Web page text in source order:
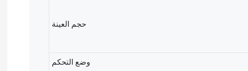
حجم العينة
وضع التحكم